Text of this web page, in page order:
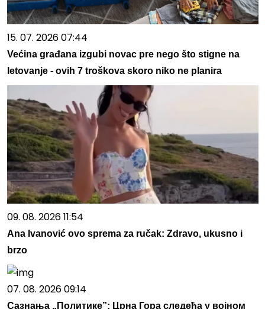
15. 07. 2026 07:44
Većina građana izgubi novac pre nego što stigne na
letovanje - ovih 7 troškova skoro niko ne planira
09. 08. 2026 11:54
Ana Ivanović ovo sprema za ručak: Zdravo, ukusno i
brzo
07. 08. 2026 09:14
Сазнања „Политике”: Црна Гора следећа у војном